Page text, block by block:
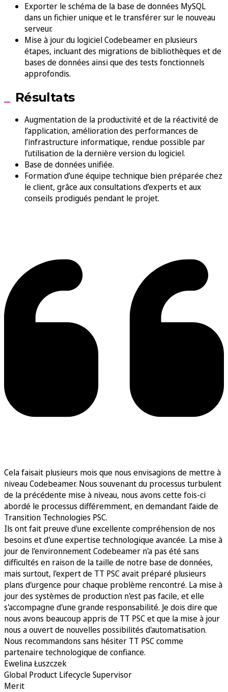
Exporter le schéma de la base de données MySQL
dans un fichier unique et le transférer sur le nouveau
serveur.
Mise à jour du logiciel Codebeamer en plusieurs
étapes, incluant des migrations de bibliothèques et de
bases de données ainsi que des tests fonctionnels
approfondis.
Résultats
Augmentation de la productivité et de la réactivité de
l’application, amélioration des performances de
l’infrastructure informatique, rendue possible par
l’utilisation de la dernière version du logiciel.
Base de données unifiée.
Formation d’une équipe technique bien préparée chez
le client, grâce aux consultations d’experts et aux
conseils prodigués pendant le projet.
Cela faisait plusieurs mois que nous envisagions de mettre à
niveau Codebeamer. Nous souvenant du processus turbulent
de la précédente mise à niveau, nous avons cette fois-ci
abordé le processus différemment, en demandant l’aide de
Transition Technologies PSC.
Ils ont fait preuve d'une excellente compréhension de nos
besoins et d'une expertise technologique avancée. La mise à
jour de l'environnement Codebeamer n'a pas été sans
difficultés en raison de la taille de notre base de données,
mais surtout, l'expert de TT PSC avait préparé plusieurs
plans d'urgence pour chaque problème rencontré. La mise à
jour des systèmes de production n'est pas facile, et elle
s'accompagne d'une grande responsabilité. Je dois dire que
nous avons beaucoup appris de TT PSC et que la mise à jour
nous a ouvert de nouvelles possibilités d'automatisation.
Nous recommandons sans hésiter TT PSC comme
partenaire technologique de confiance.
Ewelina Łuszczek
Global Product Lifecycle Supervisor
Merit